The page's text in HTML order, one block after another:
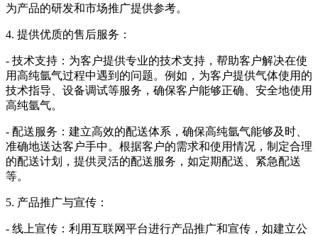
为产品的研发和市场推广提供参考。
4. 提供优质的售后服务：
- 技术支持：为客户提供专业的技术支持，帮助客户解决在使
用高纯氩气过程中遇到的问题。例如，为客户提供气体使用的
技术指导、设备调试等服务，确保客户能够正确、安全地使用
高纯氩气。
- 配送服务：建立高效的配送体系，确保高纯氩气能够及时、
准确地送达客户手中。根据客户的需求和使用情况，制定合理
的配送计划，提供灵活的配送服务，如定期配送、紧急配送
等。
5. 产品推广与宣传：
- 线上宣传：利用互联网平台进行产品推广和宣传，如建立公